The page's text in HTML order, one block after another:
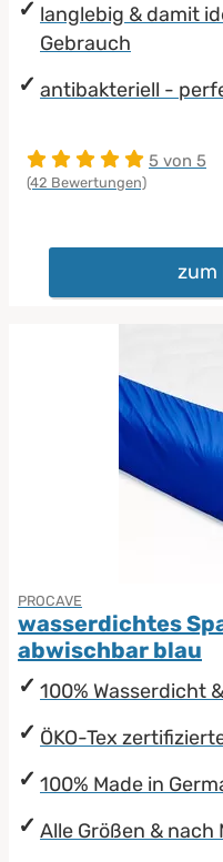
langlebig & damit
Gebrauch
antibakteriell -
5 von 5
(42 Bewertungen)
zum
PROCAVE
wasserdichtes
abwischbar blau
100% Wasserdicht
ÖKO-Tex
100% Made in
Alle Größen & nach